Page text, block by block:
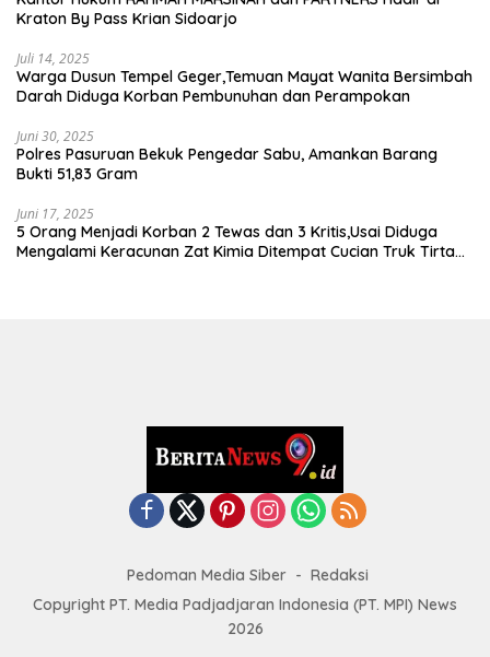
Kraton By Pass Krian Sidoarjo
Juli 14, 2025
Warga Dusun Tempel Geger,Temuan Mayat Wanita Bersimbah
Darah Diduga Korban Pembunuhan dan Perampokan
Juni 30, 2025
Polres Pasuruan Bekuk Pengedar Sabu, Amankan Barang
Bukti 51,83 Gram
Juni 17, 2025
5 Orang Menjadi Korban 2 Tewas dan 3 Kritis,Usai Diduga
Mengalami Keracunan Zat Kimia Ditempat Cucian Truk Tirta
Pedoman Media Siber
Redaksi
Copyright PT. Media Padjadjaran Indonesia (PT. MPI) News
2026